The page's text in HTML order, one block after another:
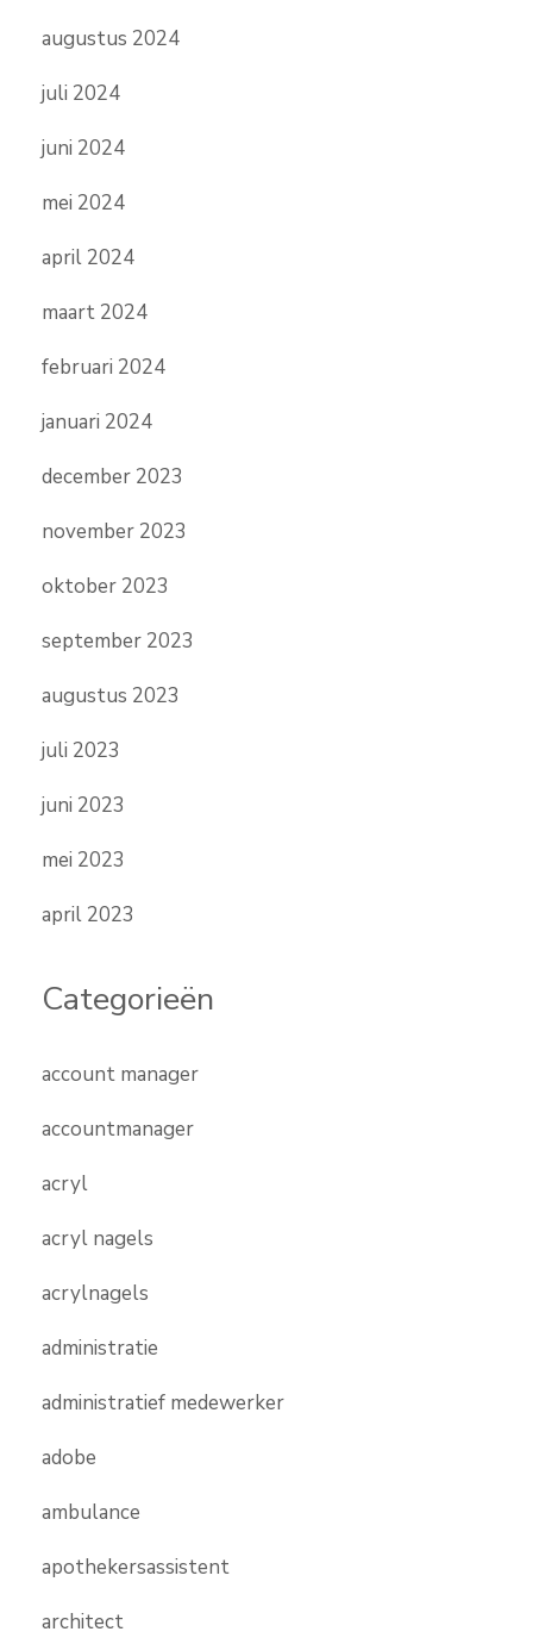
augustus 2024
juli 2024
juni 2024
mei 2024
april 2024
maart 2024
februari 2024
januari 2024
december 2023
november 2023
oktober 2023
september 2023
augustus 2023
juli 2023
juni 2023
mei 2023
april 2023
Categorieën
account manager
accountmanager
acryl
acryl nagels
acrylnagels
administratie
administratief medewerker
adobe
ambulance
apothekersassistent
architect